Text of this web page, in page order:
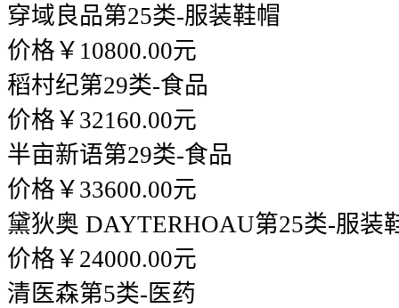
穿域良品第25类-服装鞋帽
价格￥10800.00元
稻村纪第29类-食品
价格￥32160.00元
半亩新语第29类-食品
价格￥33600.00元
黛狄奥 DAYTERHOAU第25类-服装
价格￥24000.00元
清医森第5类-医药